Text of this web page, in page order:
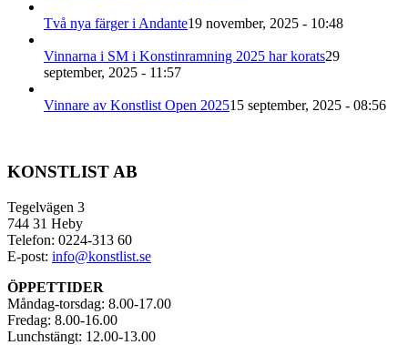
Två nya färger i Andante19 november, 2025 - 10:48
Vinnarna i SM i Konstinramning 2025 har korats29
september, 2025 - 11:57
Vinnare av Konstlist Open 202515 september, 2025 - 08:56
KONSTLIST AB
Tegelvägen 3
744 31 Heby
Telefon: 0224-313 60
E-post: info@konstlist.se
ÖPPETTIDER
Måndag-torsdag: 8.00-17.00
Fredag: 8.00-16.00
Lunchstängt: 12.00-13.00